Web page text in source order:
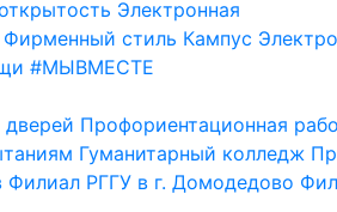
Электронная
Фирменный стиль Кампус
#МЫВМЕСТЕ
Профориентационная
Гуманитарный колледж
Филиал РГГУ в г. Домодедово